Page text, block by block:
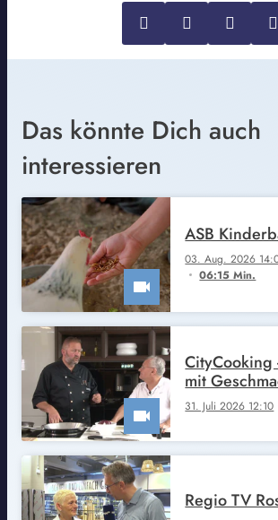
Das könnte Dich auch
interessieren
03. Aug. 2026
06:15 Min.
ASB
31. Juli 2026 12:10
CityCooking
mit
Regio TV